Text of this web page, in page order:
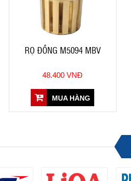
RỌ ĐỒNG M5094 MBV
48.400 VNĐ
MUA HÀNG